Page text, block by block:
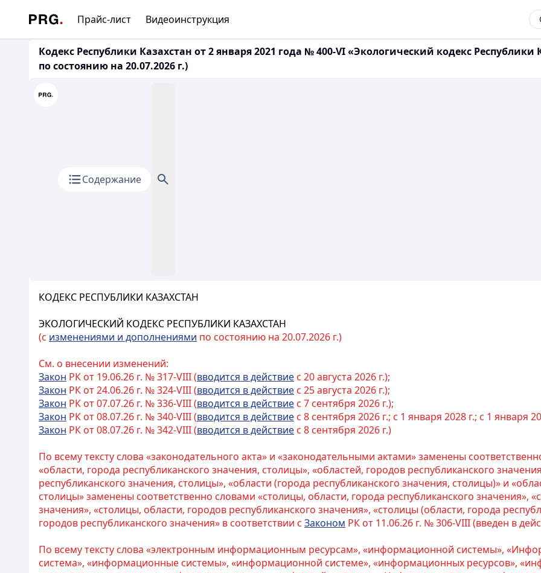
Прайс-лист Видеоинструкция
Кодекс Республики Казахстан от 2 января 2021 года № 400-VI «Экологический кодекс
по состоянию на 20.07.2026 г.)
Содержание
КОДЕКС РЕСПУБЛИКИ КАЗАХСТАН
ЭКОЛОГИЧЕСКИЙ КОДЕКС РЕСПУБЛИКИ КАЗАХСТАН
(с изменениями и дополнениями по состоянию на 20.07.2026 г.)
См. о внесении изменений:
Закон РК от 19.06.26 г. № 317-VIII (вводится в действие с 20 августа 2026 г.);
Закон РК от 24.06.26 г. № 324-VIII (вводится в действие с 25 августа 2026 г.);
Закон РК от 07.07.26 г. № 336-VIII (вводится в действие с 7 сентября 2026 г.);
Закон РК от 08.07.26 г. № 340-VIII (вводится в действие с 8 сентября 2026 г.; с 1 января 2028 г.; с 1 января
Закон РК от 08.07.26 г. № 342-VIII (вводится в действие с 8 сентября 2026 г.)
По всему тексту слова «законодательного акта» и «законодательными актами» заменены
«области, города республиканского значения, столицы», «областей, городов республиканского
республиканского значения, столицы», «области (города республиканского значения, столицы)» и
столицы» заменены соответственно словами «столицы, области, города республиканского значения»,
значения», «столицы, области, городов республиканского значения», «столицы (области, города
городов республиканского значения» в соответствии с Законом РК от 11.06.26 г. № 306-VIII (введен в
По всему тексту слова «электронным информационным ресурсам», «информационной системы»,
система», «информационные системы», «информационной системе», «информационных ресурсов»,